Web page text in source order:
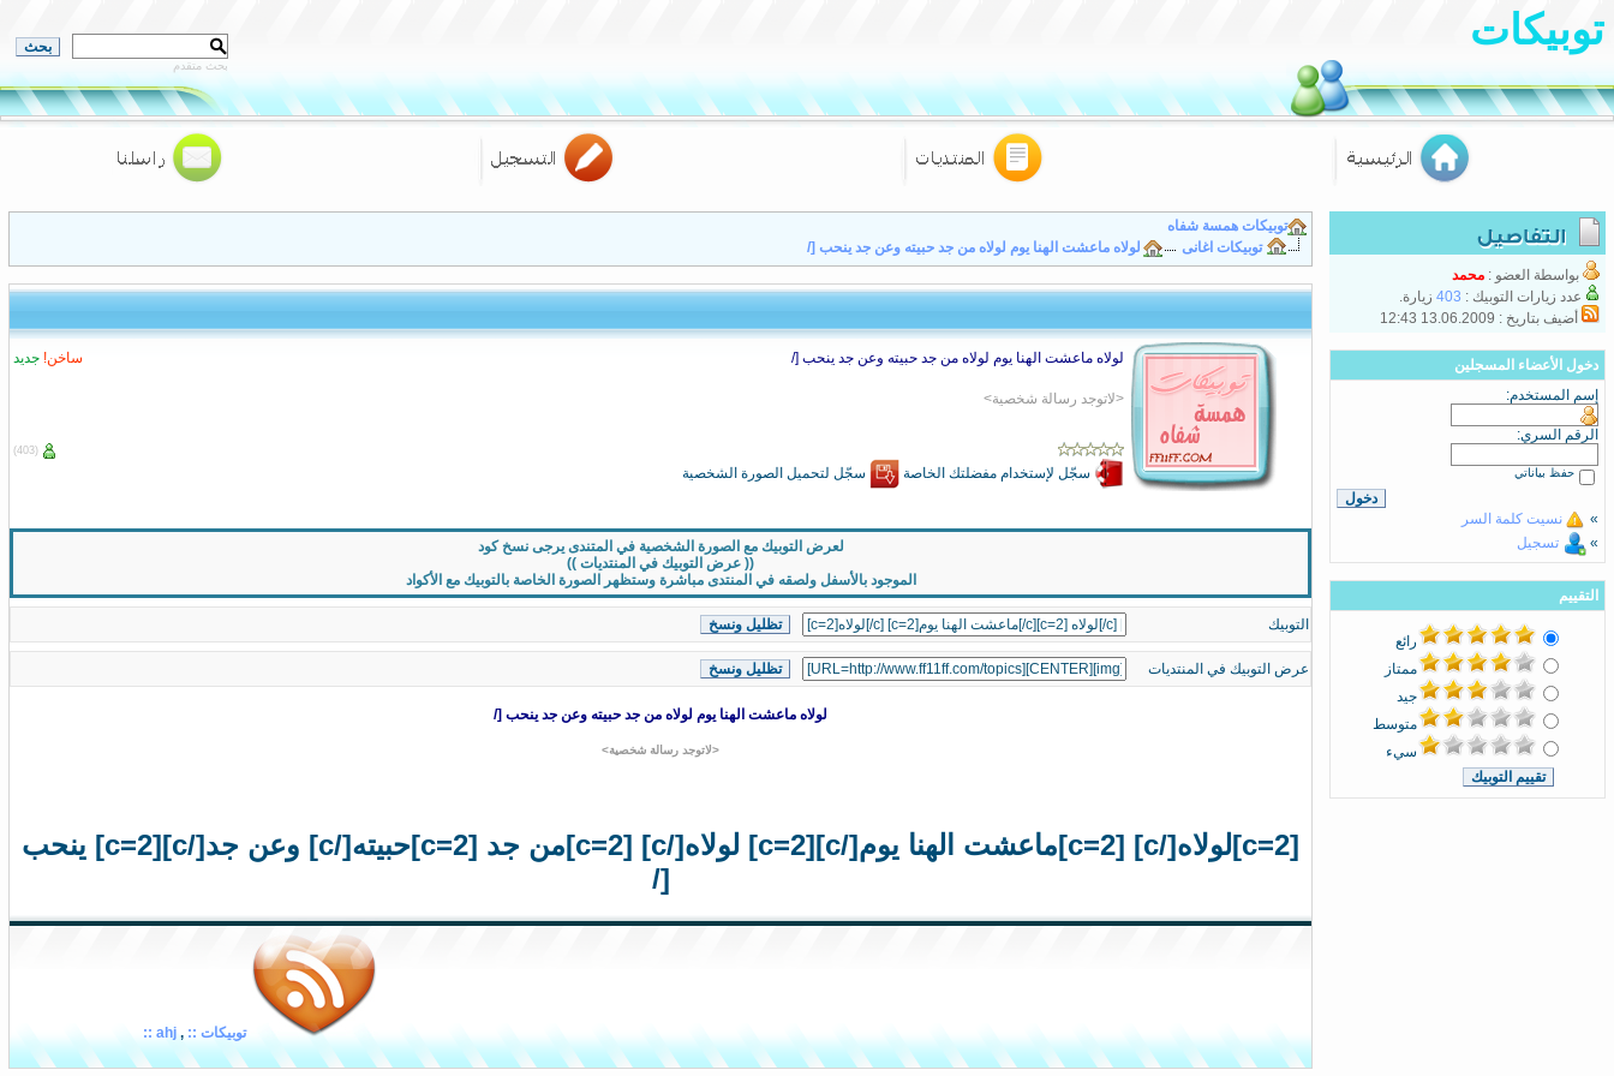
توبيكات
بحث متقدم
بواسطة العضو : محمد
عدد زيارات التوبيك : 403 زيارة.
أضيف بتاريخ : 13.06.2009 12:43
دخول الأعضاء المسجلين
إسم المستخدم:
الرقم السري:
حفظ بياناتي
»
نسيت كلمة السر
»
تسجيل
التقييم
رائع
ممتاز
جيد
متوسط
سيء
توبيكات همسة شفاه
توبيكات اغانى
لولاه ماعشت الهنا يوم لولاه من جد حبيته وعن جد ينحب [/
لولاه ماعشت الهنا يوم لولاه من جد حبيته وعن جد ينحب [/ ساخن! جديد
<لاتوجد رسالة شخصية>
(403)
سجّل لإستخدام مفضلتك الخاصة سجّل لتحميل الصورة الشخصية
لعرض التوبيك مع الصورة الشخصية في المتندى يرجى نسخ كود
(( عرض التوبيك في المنتديات ))
الموجود بالأسفل ولصقه في المنتدى مباشرة وستظهر الصورة الخاصة بالتوبيك مع الأكواد
التوبيك
عرض التوبيك في المنتديات
لولاه ماعشت الهنا يوم لولاه من جد حبيته وعن جد ينحب [/
<لاتوجد رسالة شخصية>
[c=2]لولاه[/c] [c=2]ماعشت الهنا يوم[/c][c=2] لولاه[/c] [c=2]من جد [c=2]حبيته[/c] وعن جد[/c][c=2] ينحب
[/
توبيكات :: ,
ahj ::